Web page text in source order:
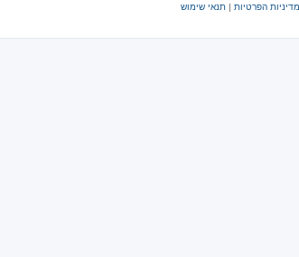
מדיניות הפרטיות | תנאי שימוש